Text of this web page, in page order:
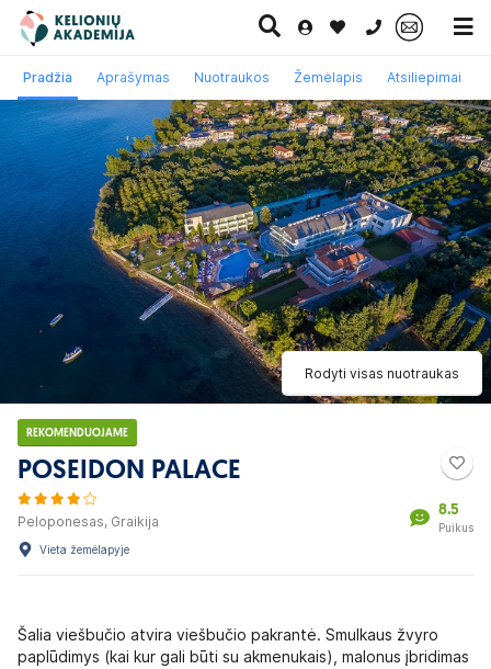
0 700 11007
Pažintinės
kelionės
Egzotinės
kelionės
Kruizai
Rodyti visas nuotraukas
REKOMENDUOJAME
POSEIDON PALACE
Peloponesas, Graikija
8.5
Puikus
Vieta žemėlapyje
Šalia viešbučio atvira viešbučio pakrantė. Smulkaus žvyro
paplūdimys (kai kur gali būti su akmenukais), malonus įbridimas
Pradžia Aprašymas Nuotraukos Žemėlapis Atsiliepimai